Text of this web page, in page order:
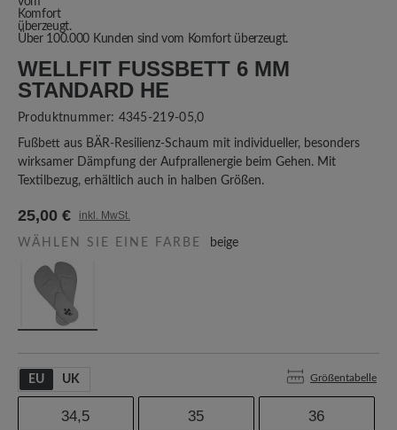
Über 100.000 Kunden sind vom Komfort überzeugt.
WELLFIT FUSSBETT 6 MM S
TANDARD HE
Produktnummer: 4345-219-05,0
Fußbett aus BÄR-Resilienz-Schaum mit individueller, besonders
wirksamer Dämpfung der Aufprallenergie beim Gehen. Mit
Textilbezug, erhältlich auch in halben Größen.
25,00 € inkl. MwSt.
WÄHLEN SIE EINE FARBE beige
EU UK Größentabelle
34,5 35 36